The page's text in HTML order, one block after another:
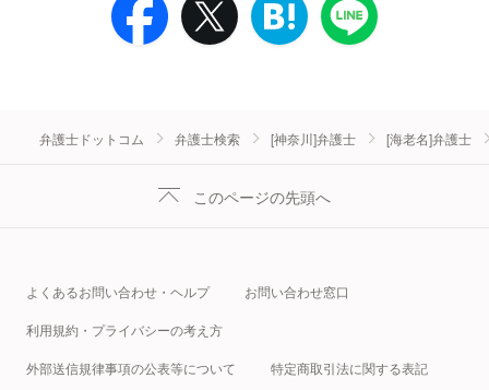
弁護士ドットコム 弁護士検索 [神奈川]弁護士 [海老名]弁護士
このページの先頭へ
よくあるお問い合わせ・ヘルプ お問い合わせ窓口
利用規約・プライバシーの考え方
外部送信規律事項の公表等について 特定商取引法に関する表記